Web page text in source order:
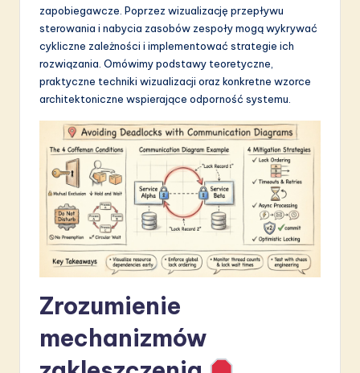
o
zapobiegawcze. Poprzez wizualizację przepływu
sterowania i nabycia zasobów zespoły mogą wykrywać
cykliczne zależności i implementować strategie ich
rozwiązania. Omówimy podstawy teoretyczne,
praktyczne techniki wizualizacji oraz konkretne wzorce
architektoniczne wspierające odporność systemu.
Zrozumienie
mechanizmów